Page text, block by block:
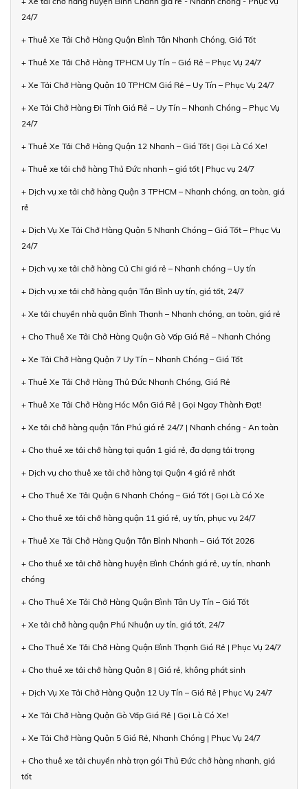
24/7
+ Thuê Xe Tải Chở Hàng Quận Bình Tân Nhanh Chóng, Giá Tốt
+ Thuê Xe Tải Chở Hàng TPHCM Uy Tín – Giá Rẻ – Phục Vụ 24/7
+ Xe Tải Chở Hàng Quận 10 TPHCM Giá Rẻ – Uy Tín – Phục Vụ 24/7
+ Xe Tải Chở Hàng Đi Tỉnh Giá Rẻ – Uy Tín – Nhanh Chóng – Phục Vụ
24/7
+ Thuê Xe Tải Chở Hàng Quận 12 Nhanh – Giá Tốt | Gọi Là Có Xe!
+ Thuê xe tải chở hàng Thủ Đức nhanh – giá tốt | Phục vụ 24/7
+ Dịch vụ xe tải chở hàng Quận 3 TPHCM – Nhanh chóng, an toàn, giá
rẻ
+ Dịch Vụ Xe Tải Chở Hàng Quận 5 Nhanh Chóng – Giá Tốt – Phục Vụ
24/7
+ Dịch vụ xe tải chở hàng Củ Chi giá rẻ – Nhanh chóng – Uy tín
+ Dịch vụ xe tải chở hàng quận Tân Bình uy tín, giá tốt, 24/7
+ Xe tải chuyển nhà quận Bình Thạnh – Nhanh chóng, an toàn, giá rẻ
+ Cho Thuê Xe Tải Chở Hàng Quận Gò Vấp Giá Rẻ – Nhanh Chóng
+ Xe Tải Chở Hàng Quận 7 Uy Tín – Nhanh Chóng – Giá Tốt
+ Thuê Xe Tải Chở Hàng Thủ Đức Nhanh Chóng, Giá Rẻ
+ Thuê Xe Tải Chở Hàng Hóc Môn Giá Rẻ | Gọi Ngay Thành Đạt!
+ Xe tải chở hàng quận Tân Phú giá rẻ 24/7 | Nhanh chóng - An toàn
+ Cho thuê xe tải chở hàng tại quận 1 giá rẻ, đa dạng tải trọng
+ Dịch vụ cho thuê xe tải chở hàng tại Quận 4 giá rẻ nhất
+ Cho Thuê Xe Tải Quận 6 Nhanh Chóng – Giá Tốt | Gọi Là Có Xe
+ Cho thuê xe tải chở hàng quận 11 giá rẻ, uy tín, phục vụ 24/7
+ Thuê Xe Tải Chở Hàng Quận Tân Bình Nhanh – Giá Tốt 2026
+ Cho thuê xe tải chở hàng huyện Bình Chánh giá rẻ, uy tín, nhanh
chóng
+ Cho Thuê Xe Tải Chở Hàng Quận Bình Tân Uy Tín – Giá Tốt
+ Xe tải chở hàng quận Phú Nhuận uy tín, giá tốt, 24/7
+ Cho Thuê Xe Tải Chở Hàng Quận Bình Thạnh Giá Rẻ | Phục Vụ 24/7
+ Cho thuê xe tải chở hàng Quận 8 | Giá rẻ, không phát sinh
+ Dịch Vụ Xe Tải Chở Hàng Quận 12 Uy Tín – Giá Rẻ | Phục Vụ 24/7
+ Xe Tải Chở Hàng Quận Gò Vấp Giá Rẻ | Gọi Là Có Xe!
+ Xe Tải Chở Hàng Quận 5 Giá Rẻ, Nhanh Chóng | Phục Vụ 24/7
+ Cho thuê xe tải chuyển nhà trọn gói Thủ Đức chở hàng nhanh, giá
tốt